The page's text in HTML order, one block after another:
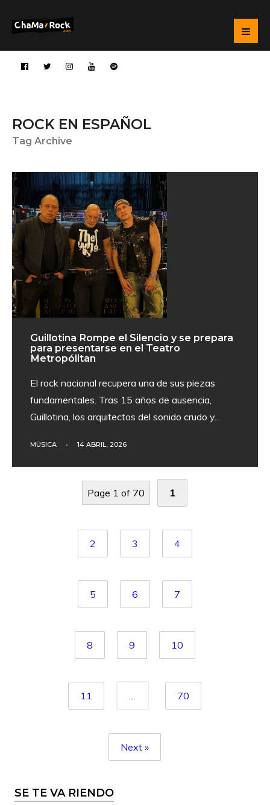
ROCK EN ESPAÑOL
Tag Archive
Guillotina Rompe el Silencio y se prepara
para presentarse en el Teatro
Metropólitan
El rock nacional recupera una de sus piezas
fundamentales. Tras 15 años de ausencia,
Guillotina, los arquitectos del sonido crudo y...
MÚSICA • 14 ABRIL, 2026
Page 1 of 70 1
2 3 4
5 6 7
8 9 10
11 … 70
Next »
SE TE VA RIENDO